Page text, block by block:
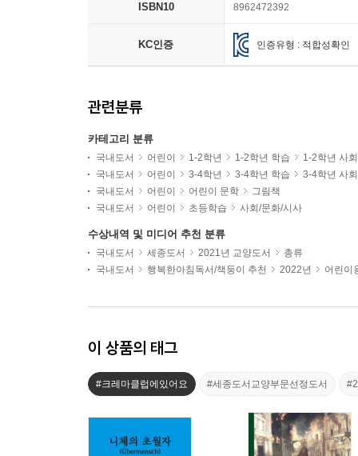
ISBN10 8962472392
KC인증 인증유형 : 적합성확인
관련분류
카테고리 분류
국내도서 어린이 1-2학년 1-2학년 학습
1-2학년 사
국내도서
어린이 3-4학년 3-4학년 학습
3-4학년 사
국내도서
어린이 어린이 문학
그림책
국내도서
어린이 초등학습 사회/문화/시사
수상내역 및 미디어 추천 분류
국내도서 세종도서 2021년 교양도서
총류
국내도서
행복한아침독서/책둥이 추천 2022년 어린이
이 상품의 태그
#크레마클럽에있어요 #세종도서교양부문선정도서